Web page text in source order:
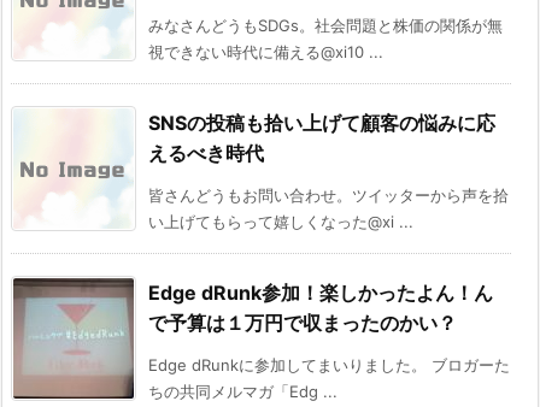
みなさんどうもSDGs。社会問題と株価の関係が無
視できない時代に備える@xi10 ...
SNSの投稿も拾い上げて顧客の悩みに応
えるべき時代
皆さんどうもお問い合わせ。ツイッターから声を拾
い上げてもらって嬉しくなった@xi ...
Edge dRunk参加！楽しかったよん！ん
で予算は１万円で収まったのかい？
Edge dRunkに参加してまいりました。 ブロガーた
ちの共同メルマガ「Edg ...